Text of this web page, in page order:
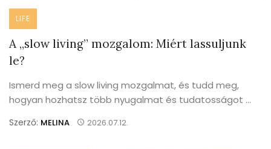
LIFE
A „slow living” mozgalom: Miért lassuljunk
le?
Ismerd meg a slow living mozgalmat, és tudd meg,
hogyan hozhatsz több nyugalmat és tudatosságot ...
Szerző: MELINA 2026.07.12.